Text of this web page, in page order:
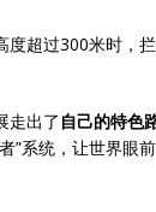
度超过300米时，
走出了 自己的特色
”系统，让世界眼前